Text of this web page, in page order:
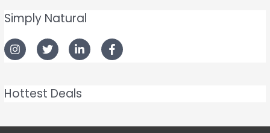
Simply Natural
Hottest Deals